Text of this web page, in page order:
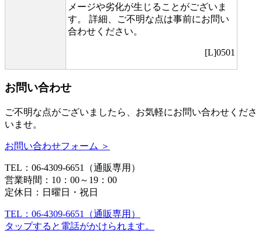
メージや劣化が生じることがございま
す。 詳細、ご不明な点は事前にお問い
合わせください。
[L]0501
お問い合わせ
ご不明な点がございましたら、お気軽にお問い合わせくださ
いませ。
お問い合わせフォーム ＞
TEL：06-4309-6651（通販専用）
営業時間：10：00～19：00
定休日：日曜日・祝日
TEL：06-4309-6651（通販専用）
タップすると電話がかけられます。